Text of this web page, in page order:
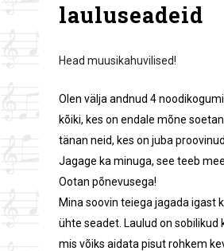
lauluseadeid
Head muusikahuvilised!
Olen välja andnud 4
kõiki, kes on endale mõne
tänan neid, kes on juba
Jagage ka minuga, see teeb
Ootan põnevusega!
Mina soovin teiega jagada igast
ühte seadet. Laulud on sobilikud
mis võiks aidata pisut rohkem